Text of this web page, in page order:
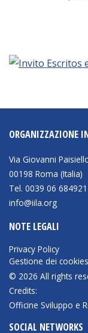
EL PAcCTO
EUROFRONT
COPOLAD III
AL-INVEST
Foto
Video
Audio
ORGANIZZAZIONE
Via Giovanni
00198 Roma (Italia)
Tel. 0039 06 684921
info@iila.org
NOTE LEGALI
Privacy Policy
Gestione dei cookies
© 2026 All rights
Credits:
Officine Sviluppo e
SOCIAL NETWORKS